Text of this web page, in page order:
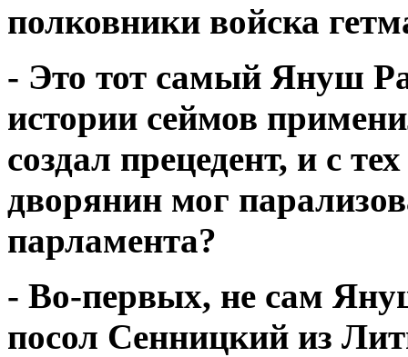
полковники войска
- Это тот самый Януш
истории сеймов
создал прецедент, и с
дворянин мог
парламента?
- Во-первых, не сам
посол Сенницкий из